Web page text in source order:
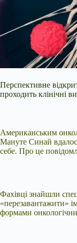
Перспективне
проходить клінічні
Американським
Мануте Синай
себе. Про це
Фахівці знайшли
«перезавантажити»
формами